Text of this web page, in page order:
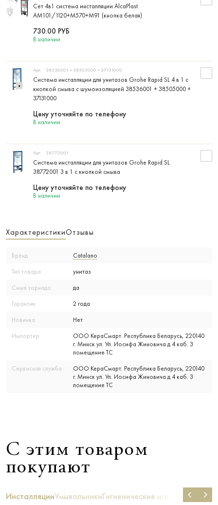
Сет 4в1 система инсталляции AlcaPlast
AM101/1120+M570+M91 (кнопка белая)
В наличии
730.00 РУБ
Система инсталляции для унитазов Grohe Rapid SL 4 в 1 с
кнопкой смыва с шумоизоляцией 38536001 + 38505000 +
37131000
Арт: 38536001 + 38505000 + 37131000
В наличии
Цену уточняйте по телефону
Система инсталляции для унитазов Grohe Rapid SL
38772001 3 в 1 с кнопкой смыва
Арт: 38772001
В наличии
Цену уточняйте по телефону
ХарактеристикиОтзывы
Бренд Catalano
Тип товара унитаз
Смыв торнадо да
Гарантия 2 года
Новинка Нет
Импортер
ООО КераСмарт. Республика Беларусь, 220140
г. Минск ул. Ул. Иосифа Жиновича д 4 каб. 3
помещение ТС
Сервисная служба
ООО КераСмарт. Республика Беларусь, 220140
г. Минск ул. Ул. Иосифа Жиновича д 4 каб. 3
помещение ТС
С этим товаром
покупают
ИнсталляцииУмывальникиГигиенические наборы душа